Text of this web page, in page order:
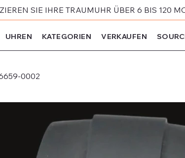
SIE IHRE TRAUMUHR ÜBER 6 BIS 120
UHREN KATEGORIEN VERKAUFEN
0002